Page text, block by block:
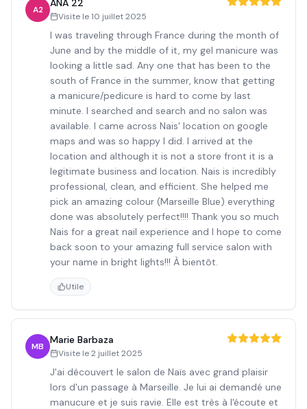
A2
ANA 22
Visite le10 juillet 2025
I was traveling through France during the month of
June and by the middle of it, my gel manicure was
looking a little sad. Any one that has been to the
south of France in the summer, know that getting
a manicure/pedicure is hard to come by last
minute. I searched and search and no salon was
available. I came across Nais' location on google
maps and was so happy I did. I arrived at the
location and although it is not a store front it is a
legitimate business and location. Nais is incredibly
professional, clean, and efficient. She helped me
pick an amazing colour (Marseille Blue) everything
done was absolutely perfect!!!! Thank you so much
Nais for a great nail experience and I hope to come
back soon to your amazing full service salon with
your name in bright lights!!! À bientôt.
Utile
MB
Marie Barbaza
Visite le2 juillet 2025
J'ai découvert le salon de Naïs avec grand plaisir
lors d'un passage à Marseille. Je lui ai demandé une
manucure et je suis ravie. Elle est très à l'écoute et